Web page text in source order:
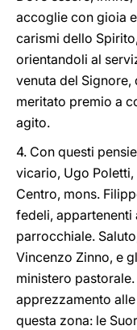
accoglie con gioia
carismi dello
orientandoli al
venuta del Signore,
meritato premio a
agito.
4. Con questi
vicario, Ugo
Centro, mons.
fedeli,
parrocchiale.
Vincenzo Zinno, e
ministero
apprezzamento
questa zona: le